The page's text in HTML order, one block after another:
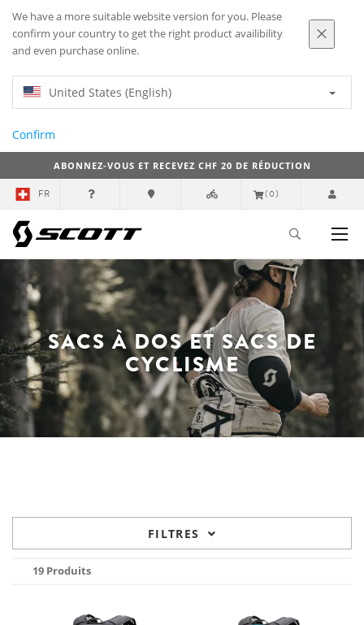
We have a more suitable website version for you. Please
confirm your country to get the right product availibility
and even purchase online.
United States (English)
Confirm
ABONNEZ-VOUS ET RECEVEZ CHF 20 DE RÉDUCTION
FR (0)
SACS À DOS ET SACS DE
CYCLISME
FILTRES
19 Produits